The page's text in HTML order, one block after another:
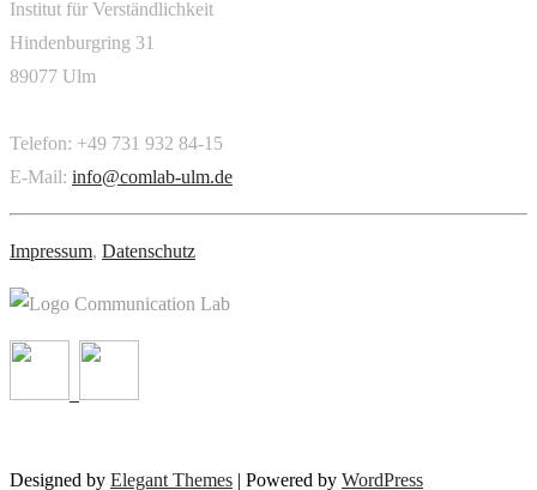
Institut für Verständlichkeit
Hindenburgring 31
89077 Ulm
Telefon: +49 731 932 84-15
E-Mail: info@comlab-ulm.de
Impressum, Datenschutz
Designed by Elegant Themes | Powered by WordPress